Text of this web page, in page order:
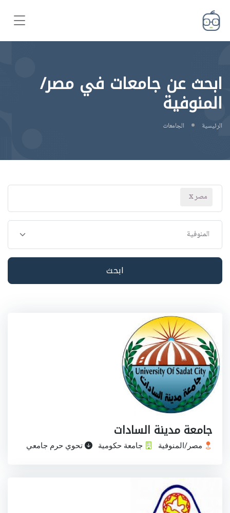
ابحث عن جامعات في مصر/
المنوفية
الرئيسية الجامعات
مصر
ابحث
جامعة مدينة السادات
مصر/المنوفية جامعة حكومية تحوي حرم جامعي